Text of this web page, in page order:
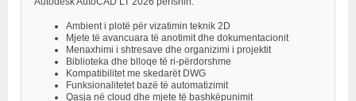
Ambient i plotë për vizatimin teknik 2D
Mjete të avancuara të anotimit dhe dokumentacionit
Menaxhimi i shtresave dhe organizimi i projektit
Biblioteka dhe blloqe të ri-përdorshme
Kompatibilitet me skedarët DWG
Funksionalitetet bazë të automatizimit
Qasja në cloud dhe mjete të bashkëpunimit